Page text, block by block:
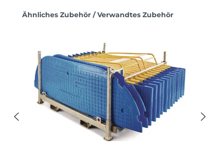
Produktgalerie überspringen
Ähnliches Zubehör / Verwandtes Zubehör